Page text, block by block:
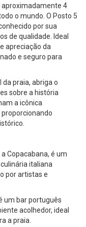
aproximadamente 4
o mundo. O Posto 5
por sua
de qualidade. Ideal
apreciação da
e seguro para
da praia, abriga o
sobre a história
a icônica
Copacabana, é um
italiana
por artistas e
um bar português
acolhedor, ideal
a praia.